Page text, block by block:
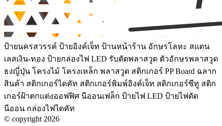
ป้ายนครสวรรค์ ป้ายอิงค์เจ็ท ป้านหน้าร้าน อักษรโลหะ สแตน
เลสเงิน-ทอง ป้ายกล่องไฟ LED รับตัดพลาสวูด ตัวอักษรพลาสวูด
ธงญี่ปุ่น โครงไม้ โครงเหล็ก พลาสวูด สติกเกอร์ PP Board ฉลาก
สินค้า สติกเกอร์ไดคัท สติกเกอร์พิมพ์อิงค์เจ็ท สติกเกอร์ซีทู สติก
เกอร์ฝ้าตกแต่งออฟฟิศ นีออนเฟล็ก ป้ายไฟ LED ป้ายไฟดัด
นีออน กล่องไฟไดคัท
© copyright 2026